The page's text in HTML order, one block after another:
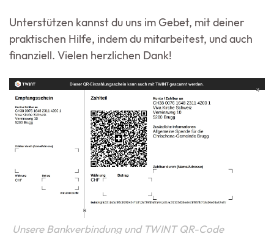
Unterstützen kannst du uns im Gebet, mit deiner
praktischen Hilfe, indem du mitarbeitest, und auch
finanziell. Vielen herzlichen Dank!
Unsere Bankverbindung und TWINT QR-Code